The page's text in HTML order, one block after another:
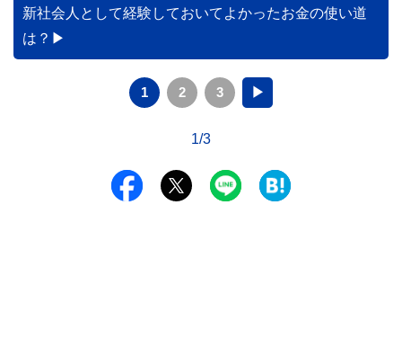
新社会人として経験しておいてよかったお金の使い道
は？
1 2 3 ▶
1/3